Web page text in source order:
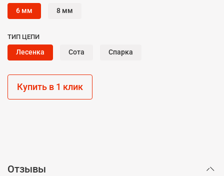
Купить в 1 клик
6 мм 8 мм
ТИП ЦЕПИ
Лесенка Сота Спарка
Отзывы